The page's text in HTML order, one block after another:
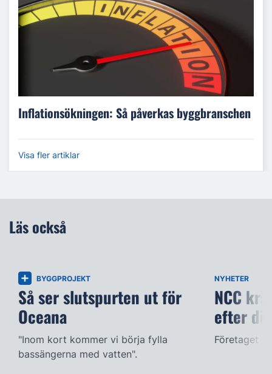
Inflationsökningen: Så påverkas byggbranschen
Visa fler artiklar
Läs också
BYGGPROJEKT
Så ser slutspurten ut för
Oceana
"Inom kort kommer vi börja fylla
bassängerna med vatten".
NYHETER
NCC
efter
Företaget